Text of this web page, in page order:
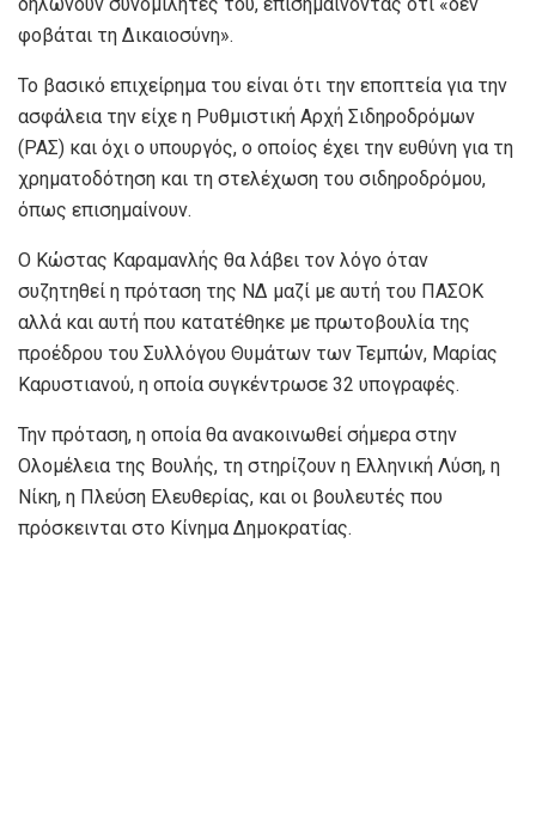
φοβάται τη Δικαιοσύνη».
Το βασικό επιχείρημα του είναι ότι την εποπτεία για την
ασφάλεια την είχε η Ρυθμιστική Αρχή Σιδηροδρόμων
(ΡΑΣ) και όχι ο υπουργός, ο οποίος έχει την ευθύνη για τη
χρηματοδότηση και τη στελέχωση του σιδηροδρόμου,
όπως επισημαίνουν.
Ο Κώστας Καραμανλής θα λάβει τον λόγο όταν
συζητηθεί η πρόταση της ΝΔ μαζί με αυτή του ΠΑΣΟΚ
αλλά και αυτή που κατατέθηκε με πρωτοβουλία της
προέδρου του Συλλόγου Θυμάτων των Τεμπών, Μαρίας
Καρυστιανού, η οποία συγκέντρωσε 32 υπογραφές.
Την πρόταση, η οποία θα ανακοινωθεί σήμερα στην
Ολομέλεια της Βουλής, τη στηρίζουν η Ελληνική Λύση, η
Νίκη, η Πλεύση Ελευθερίας, και οι βουλευτές που
πρόσκεινται στο Κίνημα Δημοκρατίας.